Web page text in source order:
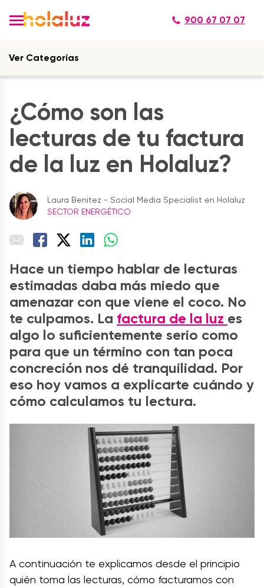
900 67 07 07
Ver Categorías
¿Cómo son las
lecturas de tu factura
de la luz en Holaluz?
Laura Benitez - Social Media Specialist en Holaluz
SECTOR ENERGÉTICO
Hace un tiempo hablar de lecturas
estimadas daba más miedo que
amenazar con que viene el coco. No
te culpamos. La factura de la luz es
algo lo suficientemente serio como
para que un término con tan poca
concreción nos dé tranquilidad. Por
eso hoy vamos a explicarte cuándo y
cómo calculamos tu lectura.
A continuación te explicamos desde el principio
quién toma las lecturas, cómo facturamos con